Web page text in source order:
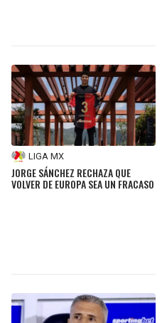
LIGA MX
JORGE SÁNCHEZ RECHAZA QUE
VOLVER DE EUROPA SEA UN FRACASO